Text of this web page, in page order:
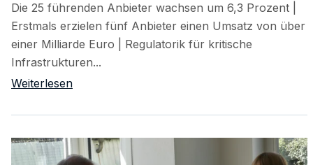
Die 25 führenden Anbieter wachsen um 6,3 Prozent |
Erstmals erzielen fünf Anbieter einen Umsatz von über
einer Milliarde Euro | Regulatorik für kritische
Infrastrukturen...
Weiterlesen